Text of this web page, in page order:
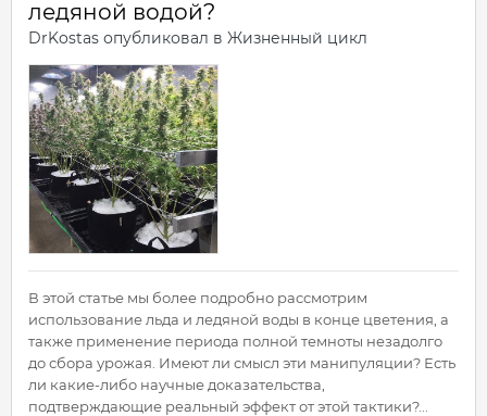
ледяной водой?
DrKostas опубликовал в Жизненный цикл
В этой статье мы более подробно рассмотрим
использование льда и ледяной воды в конце цветения, а
также применение периода полной темноты незадолго
до сбора урожая. Имеют ли смысл эти манипуляции? Есть
ли какие-либо научные доказательства,
подтверждающие реальный эффект от этой тактики?...